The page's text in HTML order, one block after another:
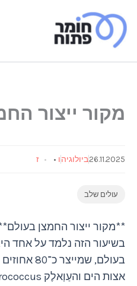
לתוכן
מקור ייצור
26.11.2025ביולוגיהו • ז
עולים שלב
**מקור ייצור החמצן
בשיעור הזה נלמד על אחד
בעולם,